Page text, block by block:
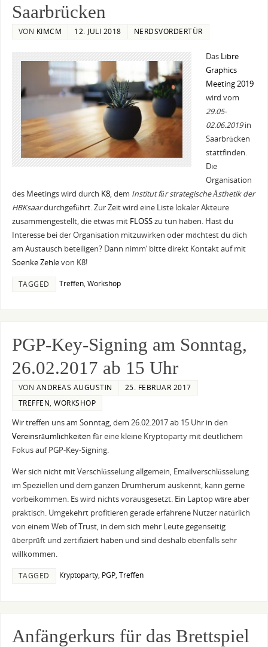
Saarbrücken
VON KIMCM 12. JULI 2018 NERDSVORDERTÜR
Das Libre
Graphics
Meeting 2019
wird vom
29.05-
02.06.2019in
Saarbrücken
stattfinden.
Die
Organisation
des Meetings wird durch K8, dem Institut für strategische Ästhetik der
HBKsaardurchgeführt. Zur Zeit wird eine Liste lokaler Akteure
zusammengestellt, die etwas mit FLOSSzu tun haben. Hast du
Interesse bei der Organisation mitzuwirken oder möchtest du dich
am Austausch beteiligen? Dann nimm‘ bitte direkt Kontakt auf mit
Soenke Zehlevon K8!
TAGGED Treffen, Workshop
PGP-Key-Signing am Sonntag,
26.02.2017 ab 15 Uhr
VON ANDREAS AUGUSTIN
25. FEBRUAR 2017
TREFFEN,WORKSHOP
Wir treffen uns am Sonntag, dem 26.02.2017 ab 15 Uhr in den
Vereinsräumlichkeiten für eine kleine Kryptoparty mit deutlichem
Fokus auf PGP-Key-Signing.
Wer sich nicht mit Verschlüsselung allgemein, Emailverschlüsselung
im Speziellen und dem ganzen Drumherum auskennt, kann gerne
vorbeikommen. Es wird nichts vorausgesetzt. Ein Laptop wäre aber
praktisch. Umgekehrt profitieren gerade erfahrene Nutzer natürlich
von einem Web of Trust, in dem sich mehr Leute gegenseitig
überprüft und zertifiziert haben und sind deshalb ebenfalls sehr
willkommen.
TAGGED Kryptoparty, PGP, Treffen
Anfängerkurs für das Brettspiel